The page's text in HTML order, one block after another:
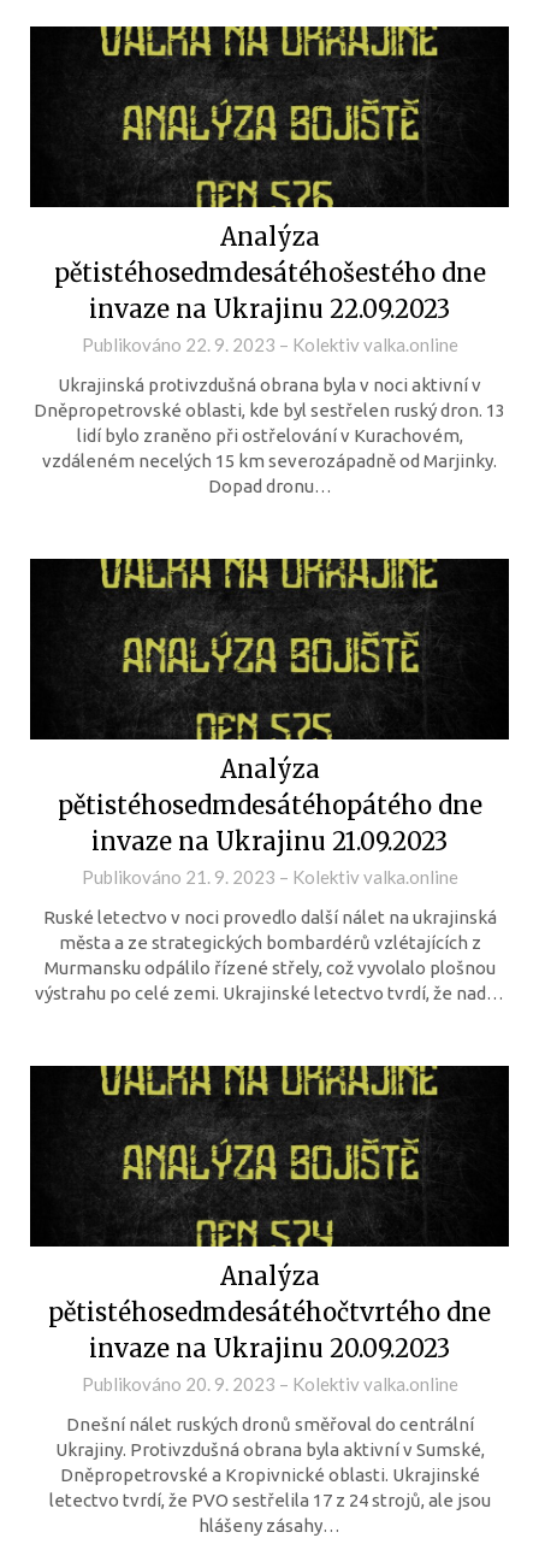
Analýza
pětistéhosedmdesátéhošestého dne
invaze na Ukrajinu 22.09.2023
Publikováno 22. 9. 2023 – Kolektiv valka.online
Ukrajinská protivzdušná obrana byla v noci aktivní v
Dněpropetrovské oblasti, kde byl sestřelen ruský dron. 13
lidí bylo zraněno při ostřelování v Kurachovém,
vzdáleném necelých 15 km severozápadně od Marjinky.
Dopad dronu…
Analýza
pětistéhosedmdesátéhopátého dne
invaze na Ukrajinu 21.09.2023
Publikováno 21. 9. 2023 – Kolektiv valka.online
Ruské letectvo v noci provedlo další nálet na ukrajinská
města a ze strategických bombardérů vzlétajících z
Murmansku odpálilo řízené střely, což vyvolalo plošnou
výstrahu po celé zemi. Ukrajinské letectvo tvrdí, že nad…
Analýza
pětistéhosedmdesátéhočtvrtého dne
invaze na Ukrajinu 20.09.2023
Publikováno 20. 9. 2023 – Kolektiv valka.online
Dnešní nálet ruských dronů směřoval do centrální
Ukrajiny. Protivzdušná obrana byla aktivní v Sumské,
Dněpropetrovské a Kropivnické oblasti. Ukrajinské
letectvo tvrdí, že PVO sestřelila 17 z 24 strojů, ale jsou
hlášeny zásahy…